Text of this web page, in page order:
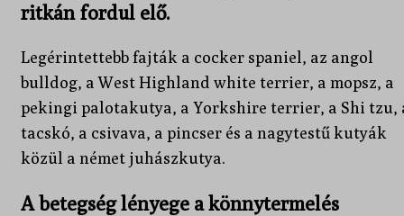
ritkán fordul elő.
Legérintettebb fajták a cocker spaniel, az angol
bulldog, a West Highland white terrier, a mopsz, a
pekingi palotakutya, a Yorkshire terrier, a Shi tzu,
tacskó, a csivava, a pincser és a nagytestű kutyák
közül a német juhászkutya.
A betegség lényege a könnytermelés